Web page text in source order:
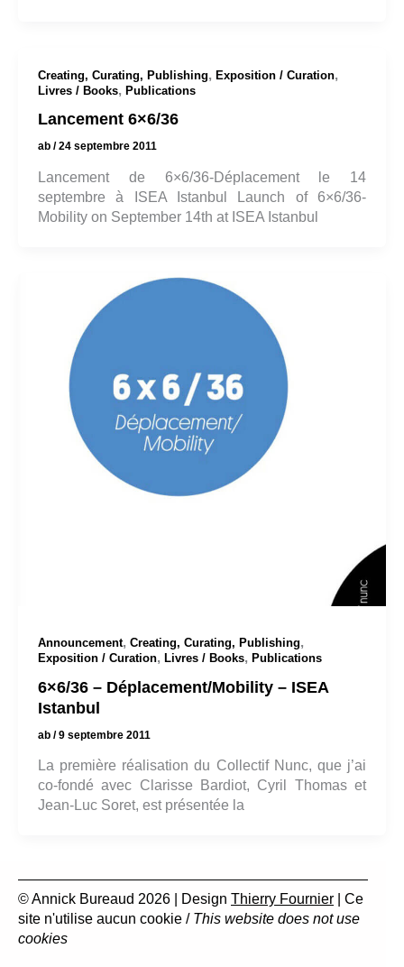
Creating, Curating, Publishing, Exposition / Curation,
Livres / Books, Publications
Lancement 6×6/36
ab /24 septembre 2011
Lancement de 6×6/36-Déplacement le 14
septembre à ISEA Istanbul Launch of 6×6/36-
Mobility on September 14th at ISEA Istanbul
Announcement, Creating, Curating, Publishing,
Exposition / Curation, Livres / Books, Publications
6×6/36 – Déplacement/Mobility – ISEA
Istanbul
ab /9 septembre 2011
La première réalisation du Collectif Nunc, que j’ai
co-fondé avec Clarisse Bardiot, Cyril Thomas et
Jean-Luc Soret, est présentée la
© Annick Bureaud 2026 | Design Thierry Fournier | Ce
site n'utilise aucun cookie / This website does not use
cookies